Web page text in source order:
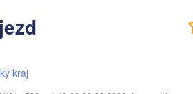
Přihlášení
kraj